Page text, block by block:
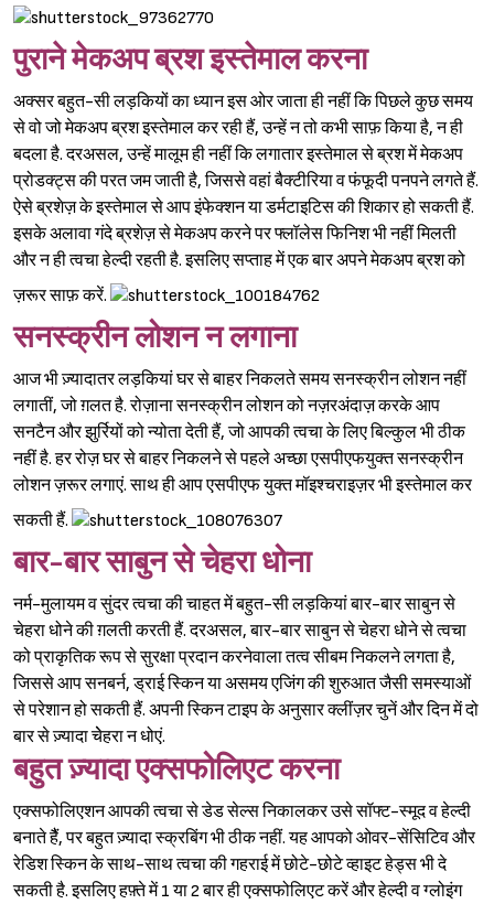
Sign in
पुराने मेकअप ब्रश इस्तेमाल करना
अक्सर बहुत-सी लड़कियों का ध्यान इस ओर जाता ही नहीं कि पिछले कुछ समय
से वो जो मेकअप ब्रश इस्तेमाल कर रही हैं, उन्हें न तो कभी साफ़ किया है, न ही
बदला है. दरअसल, उन्हें मालूम ही नहीं कि लगातार इस्तेमाल से ब्रश में मेकअप
प्रोडक्ट्स की परत जम जाती है, जिससे वहां बैक्टीरिया व फंफूदी पनपने लगते हैं.
ऐसे ब्रशेज़ के इस्तेमाल से आप इंफेक्शन या डर्मटाइटिस की शिकार हो सकती हैं.
इसके अलावा गंदे ब्रशेज़ से मेकअप करने पर फ्लॉलेस फिनिश भी नहीं मिलती
और न ही त्वचा हेल्दी रहती है. इसलिए सप्ताह में एक बार अपने मेकअप ब्रश को
ज़रूर साफ़ करें.
सनस्क्रीन लोशन न लगाना
आज भी ज़्यादातर लड़कियां घर से बाहर निकलते समय सनस्क्रीन लोशन नहीं
लगातीं, जो ग़लत है. रोज़ाना सनस्क्रीन लोशन को नज़रअंदाज़ करके आप
सनटैन और झुर्रियों को न्योता देती हैं, जो आपकी त्वचा के लिए बिल्कुल भी ठीक
नहीं है. हर रोज़ घर से बाहर निकलने से पहले अच्छा एसपीएफयुक्त सनस्क्रीन
लोशन ज़रूर लगाएं. साथ ही आप एसपीएफ युक्त मॉइश्‍चराइज़र भी इस्तेमाल कर
सकती हैं.
बार-बार साबुन से चेहरा धोना
नर्म-मुलायम व सुंदर त्वचा की चाहत में बहुत-सी लड़कियां बार-बार साबुन से
चेहरा धोने की ग़लती करती हैं. दरअसल, बार-बार साबुन से चेहरा धोने से त्वचा
को प्राकृतिक रूप से सुरक्षा प्रदान करनेवाला तत्व सीबम निकलने लगता है,
जिससे आप सनबर्न, ड्राई स्किन या असमय एजिंग की शुरुआत जैसी समस्याओं
से परेशान हो सकती हैं. अपनी स्किन टाइप के अनुसार क्लींज़र चुनें और दिन में दो
बार से ज़्यादा चेेहरा न धोएं.
बहुत ज़्यादा एक्सफोलिएट करना
एक्सफोलिएशन आपकी त्वचा से डेड सेल्स निकालकर उसे सॉफ्ट-स्मूद व हेल्दी
बनाते हैैं, पर बहुत ज़्यादा स्क्रबिंग भी ठीक नहीं. यह आपको ओवर-सेंसिटिव और
रेडिश स्किन के साथ-साथ त्वचा की गहराई में छोटे-छोटे व्हाइट हेड्स भी दे
सकती है. इसलिए हफ़्ते में 1 या 2 बार ही एक्सफोलिएट करें और हेल्दी व ग्लोइंग